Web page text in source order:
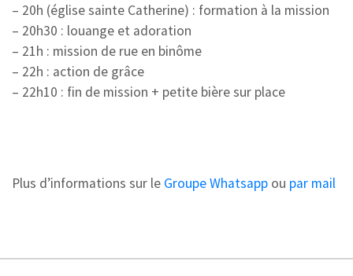
– 20h (église sainte Catherine) : formation à la mission
– 20h30 : louange et adoration
– 21h : mission de rue en binôme
– 22h : action de grâce
– 22h10 : fin de mission + petite bière sur place
Plus d’informations sur le Groupe Whatsapp ou par mail